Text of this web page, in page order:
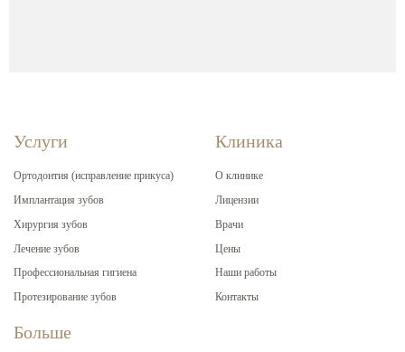
Услуги
Ортодонтия (исправление прикуса)
Имплантация зубов
Хирургия зубов
Лечение зубов
Профессиональная гигиена
Протезирование зубов
Клиника
О клинике
Лицензии
Врачи
Цены
Наши работы
Контакты
Больше